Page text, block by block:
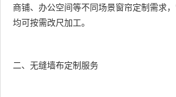
商铺、办公空间等不同场景窗帘定制需求
均可按需改尺加工。
二、无缝墙布定制服务